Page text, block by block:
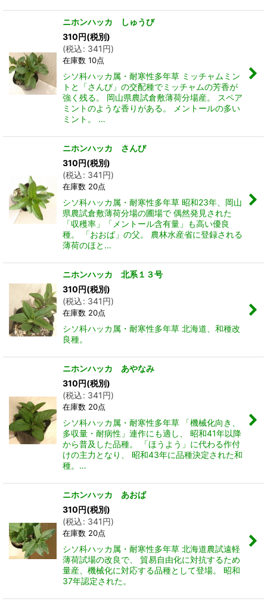
ニホンハッカ しゅうび
310円(税別)
(税込: 341円)
在庫数 10点
シソ科ハッカ属・耐寒性多年草 ミッチャムミン
トと「さんび」の交配種でミッチャムの芳香が
強く残る。 岡山県農試倉敷薄荷分場産。 スペア
ミントのような香りがある。 メントールの多い
ミント。 …
ニホンハッカ さんび
310円(税別)
(税込: 341円)
在庫数 20点
シソ科ハッカ属・耐寒性多年草 昭和23年、岡山
県農試倉敷薄荷分場の圃場で 偶然発見された
「収穫率」「メントール含有量」も高い優良
種。 「おおば」の父。 農林水産省に登録される
薄荷のほと…
ニホンハッカ 北系１３号
310円(税別)
(税込: 341円)
在庫数 20点
シソ科ハッカ属・耐寒性多年草 北海道、和種改
良種。
ニホンハッカ あやなみ
310円(税別)
(税込: 341円)
在庫数 20点
シソ科ハッカ属・耐寒性多年草 「機械化向き、
多収量・耐病性」連作にも適し、 昭和41年以降
から普及した品種。 「ほうよう」に代わる作付
けの主力となり、 昭和43年に品種決定された和
種。…
ニホンハッカ あおば
310円(税別)
(税込: 341円)
在庫数 20点
シソ科ハッカ属・耐寒性多年草 北海道農試遠軽
薄荷試場の改良で、 貿易自由化に対抗するため
量産、機械化に対応する品種として登場。 昭和
37年認定された。